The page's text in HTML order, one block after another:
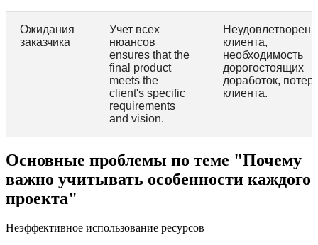
Ожидания
заказчика
Учет всех
нюансов
ensures that the
final product
meets the
client's specific
requirements
and vision.
клиента,
необходимость
дорогостоящих
доработок,
клиента.
Основные проблемы по теме "Почему
важно учитывать особенности каждого
проекта"
Неэффективное использование ресурсов